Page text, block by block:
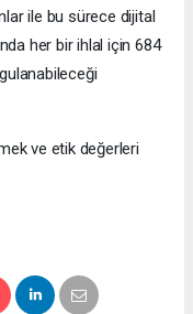
ile bu sürece dijital
her bir ihlal için 684
ve etik değerleri